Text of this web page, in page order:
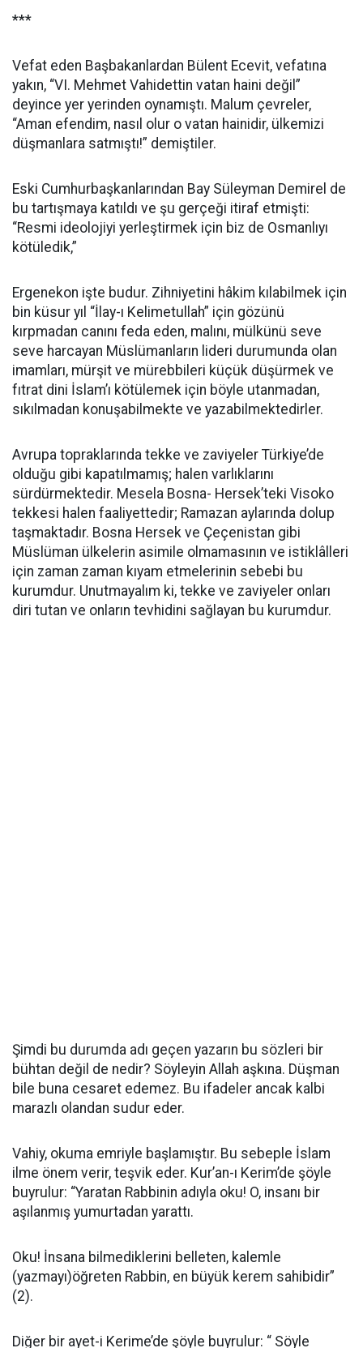
***
Vefat eden Başbakanlardan Bülent Ecevit, vefatına
yakın, “VI. Mehmet Vahidettin vatan haini değil”
deyince yer yerinden oynamıştı. Malum çevreler,
“Aman efendim, nasıl olur o vatan hainidir, ülkemizi
düşmanlara satmıştı!” demiştiler.
Eski Cumhurbaşkanlarından Bay Süleyman Demirel de
bu tartışmaya katıldı ve şu gerçeği itiraf etmişti:
“Resmi ideolojiyi yerleştirmek için biz de Osmanlıyı
kötüledik,”
Ergenekon işte budur. Zihniyetini hâkim kılabilmek için
bin küsur yıl “İlay-ı Kelimetullah” için gözünü
kırpmadan canını feda eden, malını, mülkünü seve
seve harcayan Müslümanların lideri durumunda olan
imamları, mürşit ve mürebbileri küçük düşürmek ve
fıtrat dini İslam’ı kötülemek için böyle utanmadan,
sıkılmadan konuşabilmekte ve yazabilmektedirler.
Avrupa topraklarında tekke ve zaviyeler Türkiye’de
olduğu gibi kapatılmamış; halen varlıklarını
sürdürmektedir. Mesela Bosna- Hersek’teki Visoko
tekkesi halen faaliyettedir; Ramazan aylarında dolup
taşmaktadır. Bosna Hersek ve Çeçenistan gibi
Müslüman ülkelerin asimile olmamasının ve istiklâlleri
için zaman zaman kıyam etmelerinin sebebi bu
kurumdur. Unutmayalım ki, tekke ve zaviyeler onları
diri tutan ve onların tevhidini sağlayan bu kurumdur.
Şimdi bu durumda adı geçen yazarın bu sözleri bir
bühtan değil de nedir? Söyleyin Allah aşkına. Düşman
bile buna cesaret edemez. Bu ifadeler ancak kalbi
marazlı olandan sudur eder.
Vahiy, okuma emriyle başlamıştır. Bu sebeple İslam
ilme önem verir, teşvik eder. Kur’an-ı Kerim’de şöyle
buyrulur: “Yaratan Rabbinin adıyla oku! O, insanı bir
aşılanmış yumurtadan yarattı.
Oku! İnsana bilmediklerini belleten, kalemle
(yazmayı)öğreten Rabbin, en büyük kerem sahibidir”
(2).
Diğer bir ayet-i Kerime’de şöyle buyrulur: “ Söyle